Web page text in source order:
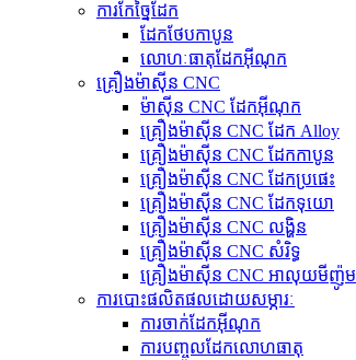
ការកែច្នៃដែក
ដែកថែបកាបូន
លោហៈធាតុដែកអ៊ីណុក
គ្រឿងម៉ាស៊ីន CNC
ម៉ាស៊ីន CNC ដែកអ៊ីណុក
គ្រឿងម៉ាស៊ីន CNC ដែក Alloy
គ្រឿងម៉ាស៊ីន CNC ដែកកាបូន
គ្រឿងម៉ាស៊ីន CNC ដែកប្រផេះ
គ្រឿងម៉ាស៊ីន CNC ដែកទុយោ
គ្រឿងម៉ាស៊ីន CNC លង្ហិន
គ្រឿងម៉ាស៊ីន CNC សំរិទ្ធ
គ្រឿងម៉ាស៊ីន CNC អាលុយមីញ៉ូម
ការបោះផលិតផលដោយសម្ភារៈ
ការចាក់ដែកអ៊ីណុក
ការបញ្ចូលដែកលោហធាតុ